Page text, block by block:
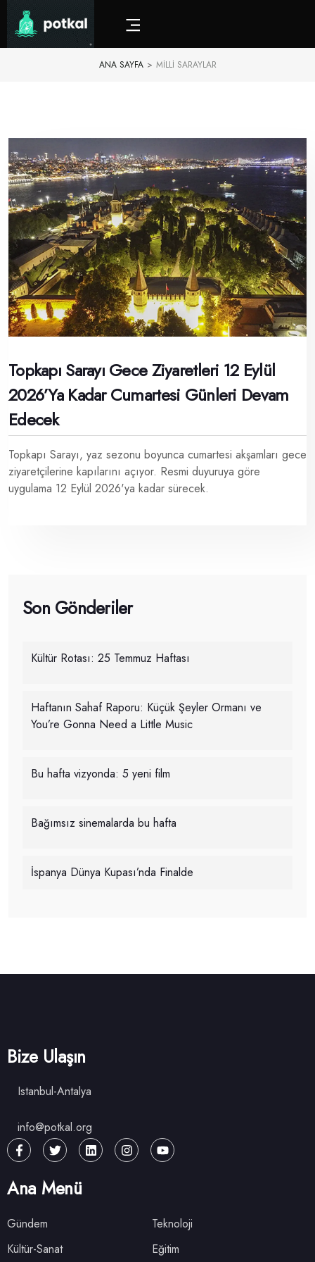
ANA SAYFA > MILLI SARAYLAR
Topkapı Sarayı Gece Ziyaretleri 12 Eylül
2026’ya Kadar Cumartesi Günleri Devam
Edecek
Topkapı Sarayı, yaz sezonu boyunca cumartesi akşamları gece
ziyaretçilerine kapılarını açıyor. Resmi duyuruya göre
uygulama 12 Eylül 2026'ya kadar sürecek.
Son Gönderiler
Kültür Rotası: 25 Temmuz Haftası
Haftanın Sahaf Raporu: Küçük Şeyler Ormanı ve
You’re Gonna Need a Little Music
Bu hafta vizyonda: 5 yeni film
Bağımsız sinemalarda bu hafta
İspanya Dünya Kupası’nda Finalde
Bize Ulaşın
Istanbul-Antalya
info@potkal.org
Ana Menü
Gündem
Teknoloji
Kültür-Sanat
Eğitim